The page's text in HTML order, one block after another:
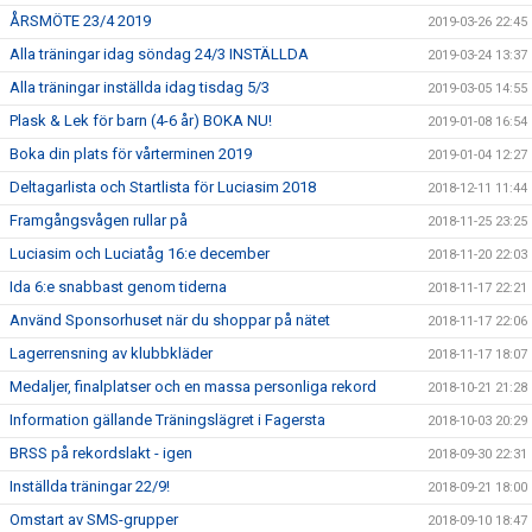
ÅRSMÖTE 23/4 2019 2019-03-26 22:45
Alla träningar idag söndag 24/3 INSTÄLLDA 2019-03-24 13:37
Alla träningar inställda idag tisdag 5/3 2019-03-05 14:55
Plask & Lek för barn (4-6 år) BOKA NU! 2019-01-08 16:54
Boka din plats för vårterminen 2019 2019-01-04 12:27
Deltagarlista och Startlista för Luciasim 2018 2018-12-11 11:44
Framgångsvågen rullar på 2018-11-25 23:25
Luciasim och Luciatåg 16:e december 2018-11-20 22:03
Ida 6:e snabbast genom tiderna 2018-11-17 22:21
Använd Sponsorhuset när du shoppar på nätet 2018-11-17 22:06
Lagerrensning av klubbkläder 2018-11-17 18:07
Medaljer, finalplatser och en massa personliga rekord 2018-10-21 21:28
Information gällande Träningslägret i Fagersta 2018-10-03 20:29
BRSS på rekordslakt - igen 2018-09-30 22:31
Inställda träningar 22/9! 2018-09-21 18:00
Omstart av SMS-grupper 2018-09-10 18:47